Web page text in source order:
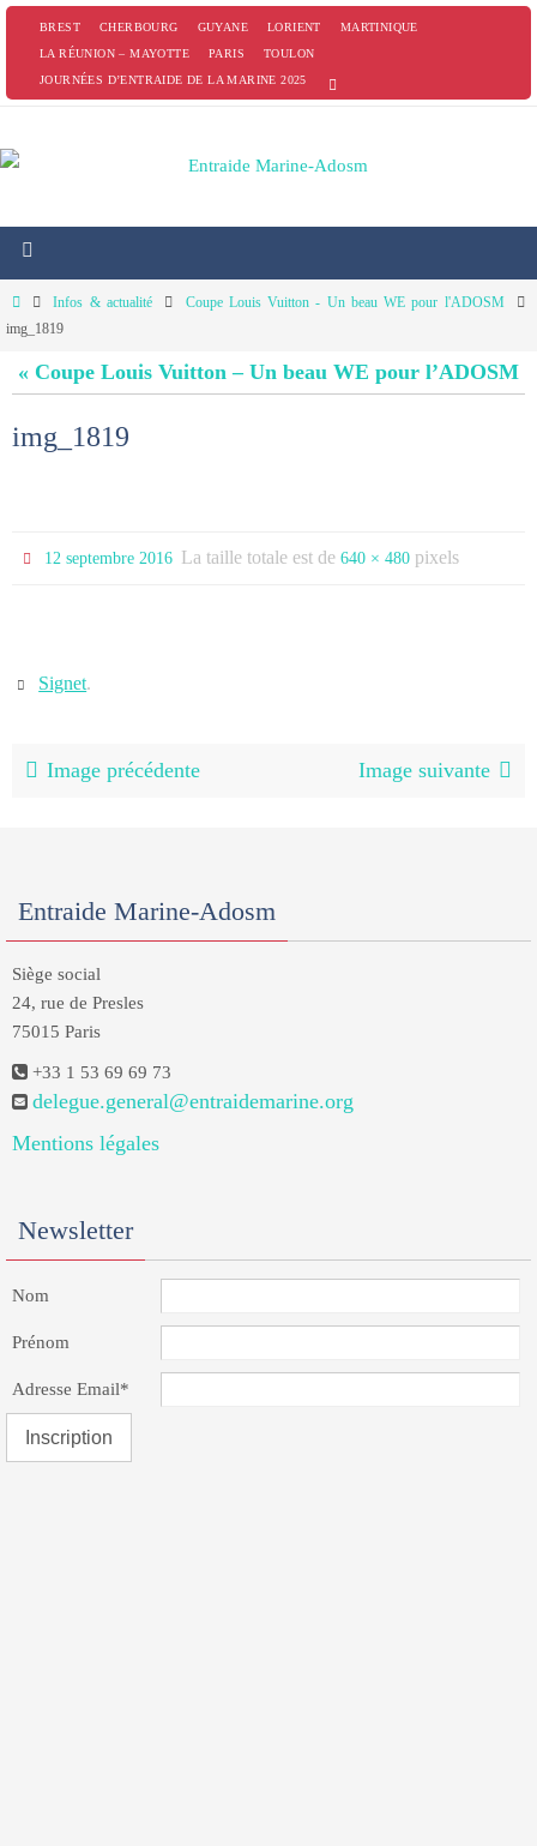
PasserBREST CHERBOURG GUYANE LORIENT
MARTINIQUE
LA RÉUNION – MAYOTTE
PARIS
TOULON
JOURNÉES D’ENTRAIDE DE LA MARINE 2025
HomeInfos & actualité
Coupe Louis Vuitton - Un beau WE pour l'ADOSM
img_1819
« Coupe Louis Vuitton – Un beau WE pour l’ADOSM
img_1819
12 septembre 2016 La taille totale est de640 × 480 pixels
Signet.
Image précédente Image suivante
Entraide Marine-Adosm
Siège social
24, rue de Presles
75015 Paris
+33 1 53 69 69 73
delegue.general@entraidemarine.org
Mentions légales
Newsletter
Nom
Prénom
Adresse Email*